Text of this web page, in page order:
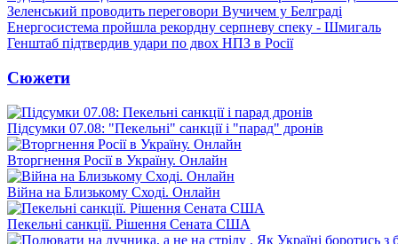
Зеленський проводить переговори Вучичем у Белграді
Енергосистема пройшла рекордну серпневу спеку - Шмигаль
Генштаб підтвердив удари по двох НПЗ в Росії
Сюжети
Підсумки 07.08: "Пекельні" санкції і "парад" дронів
Вторгнення Росії в Україну. Онлайн
Війна на Близькому Сході. Онлайн
Пекельні санкції. Рішення Сената США